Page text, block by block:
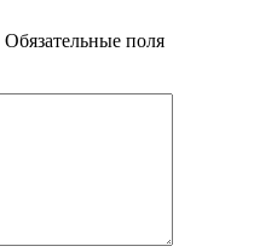
Обязательные поля